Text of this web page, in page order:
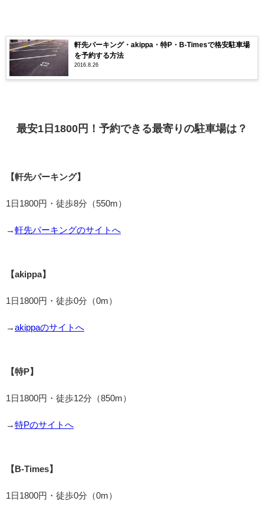
軒先パーキング・akippa・特P・B-Timesで格安駐車場
を予約する方法
2016.8.26
最安1日1800円！予約できる最寄りの駐車場は？
【軒先パーキング】
1日1800円・徒歩8分（550m）
→ 軒先パーキングのサイトへ
【akippa】
1日1800円・徒歩0分（0m）
→ akippaのサイトへ
【特P】
1日1800円・徒歩12分（850m）
→ 特Pのサイトへ
【B-Times】
1日1800円・徒歩0分（0m）